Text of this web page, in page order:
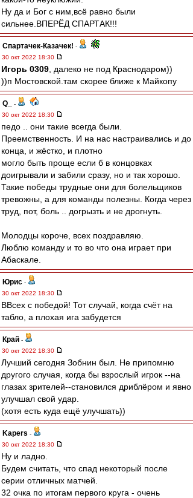
Ну да и Бог с ним,всё равно были
сильнее.ВПЕРЁД СПАРТАК!!!
Спартачек-Казачек! -
30 окт 2022 18:30
Игорь 0309 , далеко не под Краснодаром))
))п Мостовской.там скорее ближе к Майкопу
Q_
-
30 окт 2022 18:30
педо .. они такие всегда были.
Преемственность. И на нас настраивались и до
конца, и жёстко, и плотно
могло быть проще если б в концовках
доигрывали и забили сразу, но и так хорошо.
Такие победы трудные они для болельщиков
тревожны, а для команды полезны. Когда через
труд, пот, боль .. догрызть и не дрогнуть.
Молодцы короче, всех поздравляю.
Люблю команду и то во что она играет при
Абаскале.
Юрис -
30 окт 2022 18:30
ВВсех с победой! Тот случай, когда счёт на
табло, а плохая ига забудется
Край -
30 окт 2022 18:30
Лучший сегодня Зобнин был. Не припомню
другого случая, когда бы взрослый игрок --на
глазах зрителей--становился дриблёром и явно
улучшал свой удар.
(хотя есть куда ещё улучшать))
Kapers -
30 окт 2022 18:30
Ну и ладно.
Будем считать, что спад некоторый после
серии отличных матчей.
32 очка по итогам первого круга - очень